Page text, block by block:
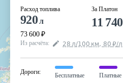
Расход топлива
920л
73 600 ₽
За Платон
11 740
Из расчёта: 28 л/100 км, 80 ₽/л
Дороги:
Бесплатные Платные